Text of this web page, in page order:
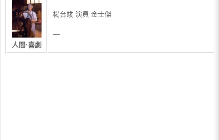
人間·喜劇
楊台竣 演員 金士傑
—